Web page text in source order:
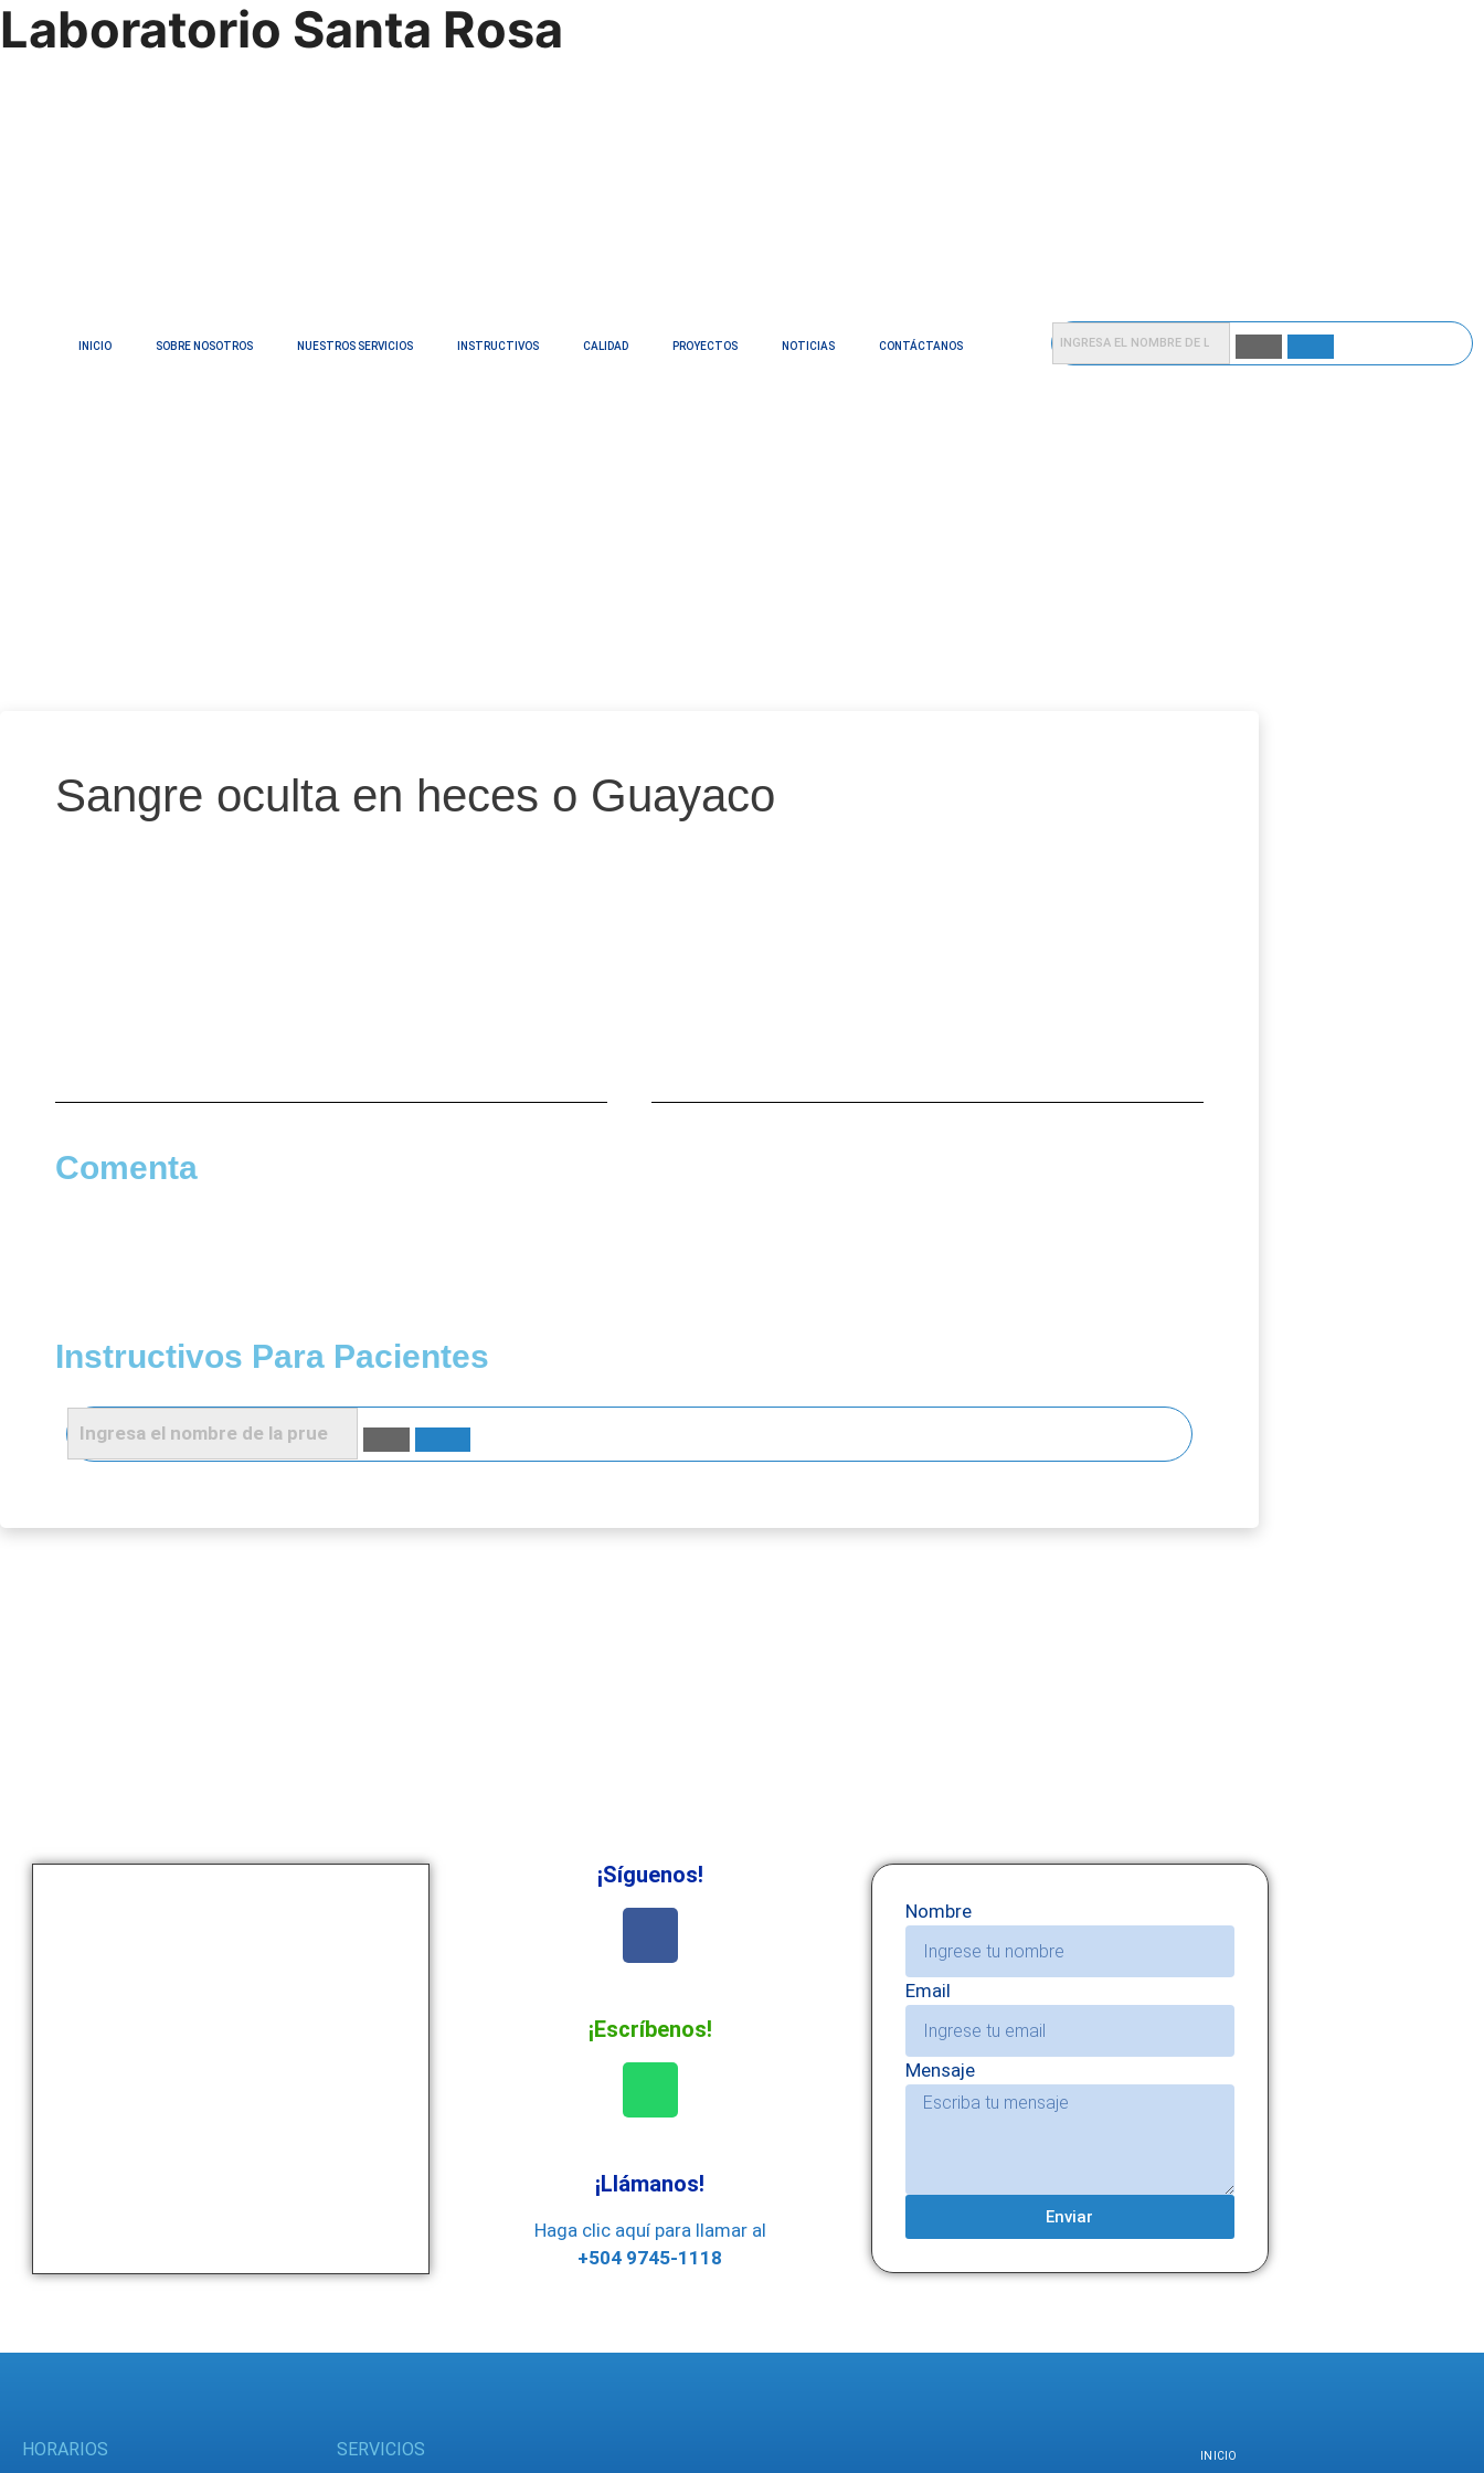
Laboratorio Santa Rosa
INICIO SOBRE NOSOTROS NUESTROS SERVICIOS INSTRUCTIVOS CALIDAD PROYECTOS NOTICIAS CONTÁCTANOS
Sangre oculta en heces o Guayaco
Comenta
Instructivos Para Pacientes
¡Síguenos!
¡Escríbenos!
¡Llámanos!
Haga clic aquí para llamar al
+504 9745-1118
Nombre
Email
Mensaje
Enviar
HORARIOS SERVICIOS INICIO